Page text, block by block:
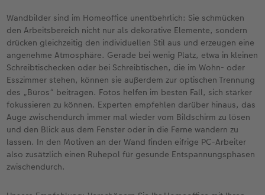
Wandbilder sind im Homeoffice unentbehrlich: Sie schmücken
den Arbeitsbereich nicht nur als dekorative Elemente, sondern
drücken gleichzeitig den individuellen Stil aus und erzeugen eine
angenehme Atmosphäre. Gerade bei wenig Platz, etwa in kleinen
Schreibtischecken oder bei Schreibtischen, die im Wohn- oder
Esszimmer stehen, können sie außerdem zur optischen Trennung
des „Büros“ beitragen. Fotos helfen im besten Fall, sich stärker
fokussieren zu können. Experten empfehlen darüber hinaus, das
Auge zwischendurch immer mal wieder vom Bildschirm zu lösen
und den Blick aus dem Fenster oder in die Ferne wandern zu
lassen. In den Motiven an der Wand finden eifrige PC-Arbeiter
also zusätzlich einen Ruhepol für gesunde Entspannungsphasen
zwischendurch.